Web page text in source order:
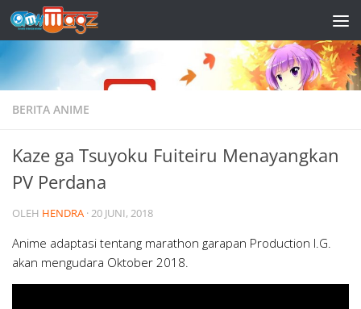
Skip to content
BERITA ANIME
Kaze ga Tsuyoku Fuiteiru Menayangkan
PV Perdana
OLEH HENDRA ·20 JUNI, 2018
Anime adaptasi tentang marathon garapan Production I.G.
akan mengudara Oktober 2018.